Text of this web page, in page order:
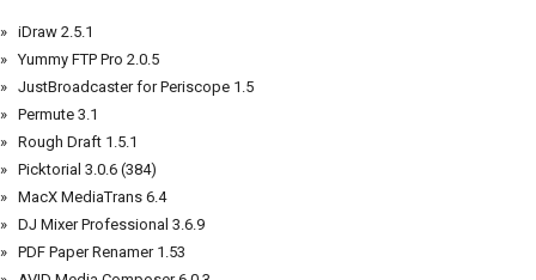
iDraw 2.5.1
Yummy FTP Pro 2.0.5
JustBroadcaster for Periscope 1.5
Permute 3.1
Rough Draft 1.5.1
Picktorial 3.0.6 (384)
MacX MediaTrans 6.4
DJ Mixer Professional 3.6.9
PDF Paper Renamer 1.53